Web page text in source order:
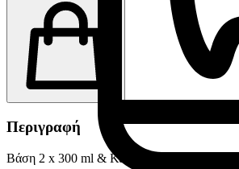
Περιγραφή
Βάση 2 x 300 ml & Καταλύτης 2 x 60 ml